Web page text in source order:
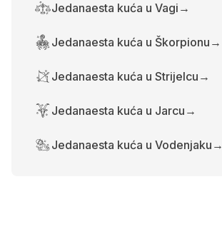
Jedanaesta kuća u Vagi →
Jedanaesta kuća u Škorpionu →
Jedanaesta kuća u Strijelcu →
Jedanaesta kuća u Jarcu →
Jedanaesta kuća u Vodenjaku →